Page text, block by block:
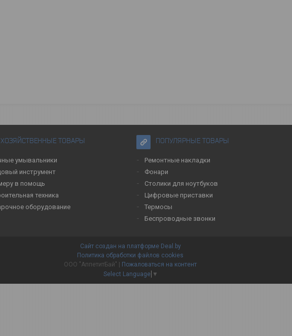
ХОЗЯЙСТВЕННЫЕ ТОВАРЫ
умывальники
инструмент
в помощь
техника
оборудование
ПОПУЛЯРНЫЕ ТОВАРЫ
Ремонтные накладки
Фонари
Столики для ноутбуков
Цифровые приставки
Термосы
Беспроводные звонки
Сайт создан на платформе Deal.by
Политика обработки файлов cookies
ООО "АппетитБай" |
Пожаловаться на контент
Select Language ▼